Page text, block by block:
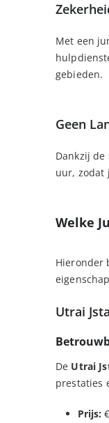
Met een
gebieden.
Geen
Dankzij
uur, zodat
Welke
Hieronder
Utrai
De Utrai
prestaties
Prijs: